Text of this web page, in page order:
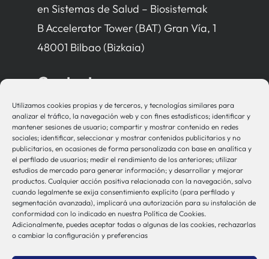
Utilizamos cookies propias y de terceros, y tecnologías similares para
analizar el tráfico, la navegación web y con fines estadísticos; identificar y
mantener sesiones de usuario; compartir y mostrar contenido en redes
sociales; identificar, seleccionar y mostrar contenidos publicitarios y no
publicitarios, en ocasiones de forma personalizada con base en analítica y
el perfilado de usuarios; medir el rendimiento de los anteriores; utilizar
estudios de mercado para generar información; y desarrollar y mejorar
productos. Cualquier acción positiva relacionada con la navegación, salvo
cuando legalmente se exija consentimiento explícito (para perfilado y
segmentación avanzada), implicará una autorización para su instalación de
conformidad con lo indicado en nuestra Política de Cookies.
Adicionalmente, puedes aceptar todas o algunas de las cookies, rechazarlas
o cambiar la configuración y preferencias
en Sistemas de Salud – Biosistemak
B Accelerator Tower (BAT) Gran Vía, 1
48001 Bilbao (Bizkaia)
Contacto
bio-sistemak@bio-sistemak.eus
944 00 77 90
Otros Enlaces
Osakidetza